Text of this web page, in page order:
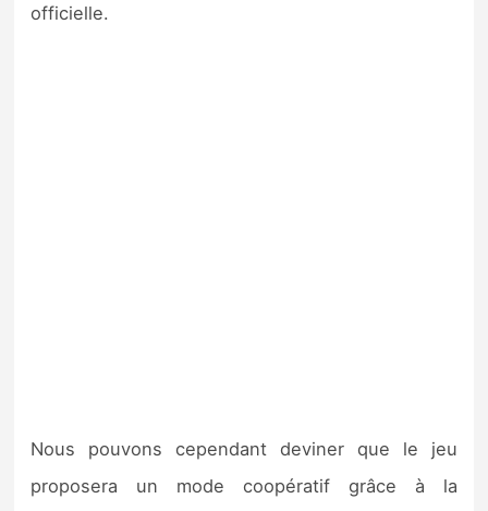
officielle.
Nous pouvons cependant deviner que le jeu
proposera un mode coopératif grâce à la